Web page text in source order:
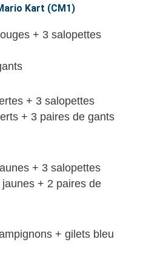
Kart (CM1)
+ 3 salopettes
+ 3 salopettes
+ 3 paires de gants
+ 3 salopettes
+ 2 paires de
+ gilets bleu